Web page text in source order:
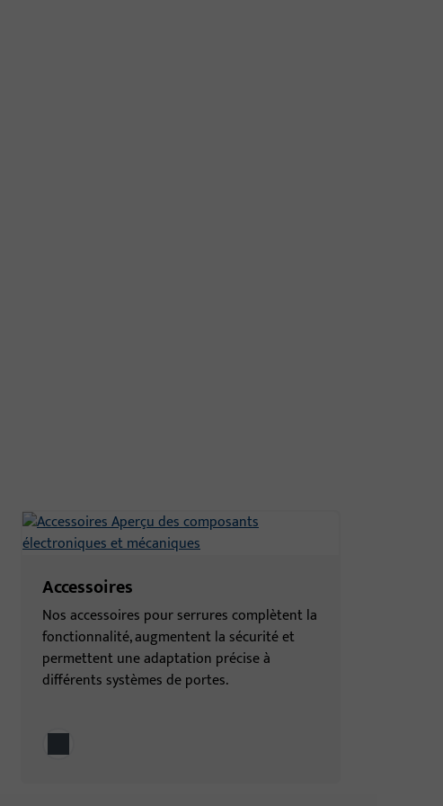
Accessoires
Nos accessoires pour serrures complètent la
fonctionnalité, augmentent la sécurité et
permettent une adaptation précise à
différents systèmes de portes.